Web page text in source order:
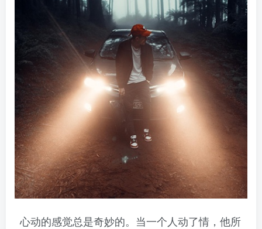
心动的感觉总是奇妙的。当一个人动了情，他所